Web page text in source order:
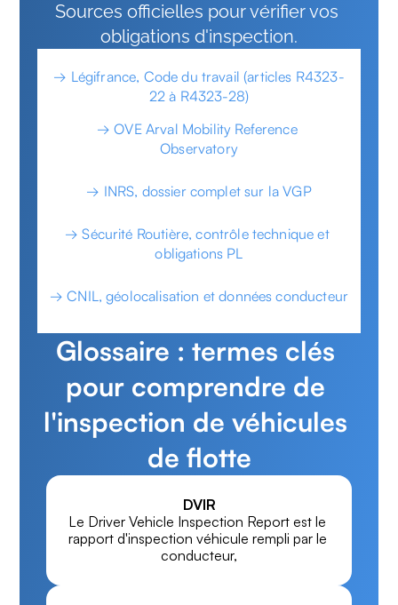
Sources officielles pour vérifier vos
obligations d'inspection.
→ Légifrance, Code du travail (articles R4323-
22 à R4323-28)
→ OVE Arval Mobility Reference
Observatory
→ INRS, dossier complet sur la VGP
→ Sécurité Routière, contrôle technique et
obligations PL
→ CNIL, géolocalisation et données conducteur
Glossaire : termes clés
pour comprendre de
l'inspection de véhicules
de flotte
DVIR
Le Driver Vehicle Inspection Report est le
rapport d'inspection véhicule rempli par le
conducteur,